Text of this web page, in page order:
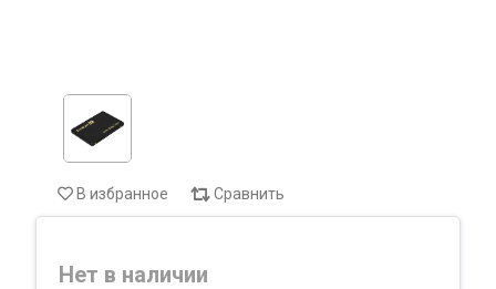
В избранное Сравнить
Нет в наличии